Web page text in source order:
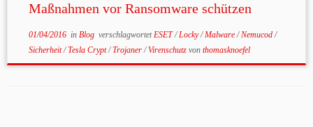
Maßnahmen vor Ransomware schützen
01/04/2016in Blog verschlagwortetESET/Locky/Malware/Nemucod/
Sicherheit/Tesla Crypt/Trojaner/Virenschutz von thomasknoefel